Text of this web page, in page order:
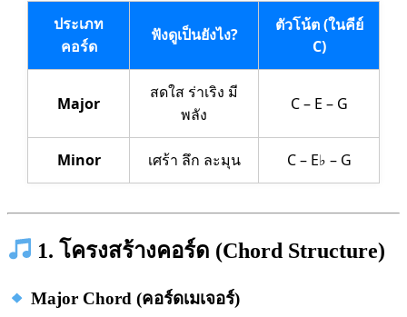
ประเภท
คอร์ด
ฟังดูเป็นยังไง?
ตัวโน้ต (ในคีย์
C)
Major
สดใส ร่าเริง มี
พลัง
C – E – G
Minor เศร้า ลึก ละมุน C – E♭ – G
1. โครงสร้างคอร์ด (Chord Structure)
Major Chord (คอร์ดเมเจอร์)